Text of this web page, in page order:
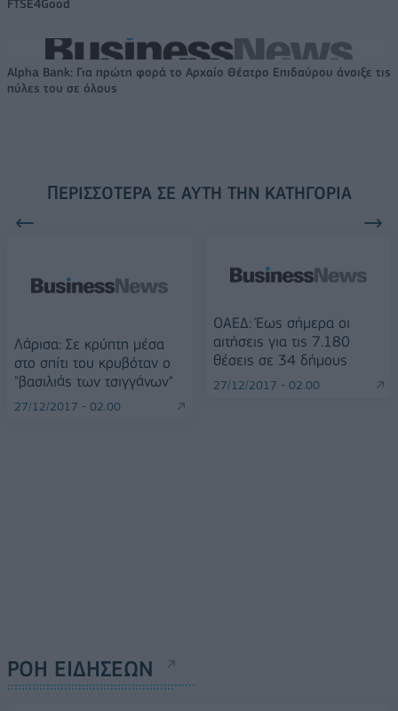
FTSE4Good
Alpha Bank: Για πρώτη φορά το Αρχαίο Θέατρο Επιδαύρου άνοιξε τις
πύλες του σε όλους
ΠΕΡΙΣΣΌΤΕΡΑ ΣΕ ΑΥΤΉ ΤΗΝ ΚΑΤΗΓΟΡΊΑ
Λάρισα: Σε κρύπτη μέσα
στο σπίτι του κρυβόταν ο
"βασιλιάς των τσιγγάνων"
27/12/2017 - 02:00
ΟΑΕΔ: Έως σήμερα οι
αιτήσεις για τις 7.180
θέσεις σε 34 δήμους
27/12/2017 - 02:00
ΡΟΗ ΕΙΔΗΣΕΩΝ